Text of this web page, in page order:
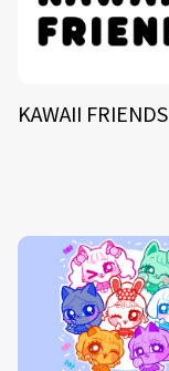
KAWAII FRIENDS